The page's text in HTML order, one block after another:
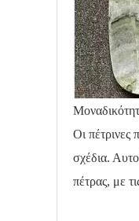
Οι πέτρινες
σχέδια.
πέτρας, με